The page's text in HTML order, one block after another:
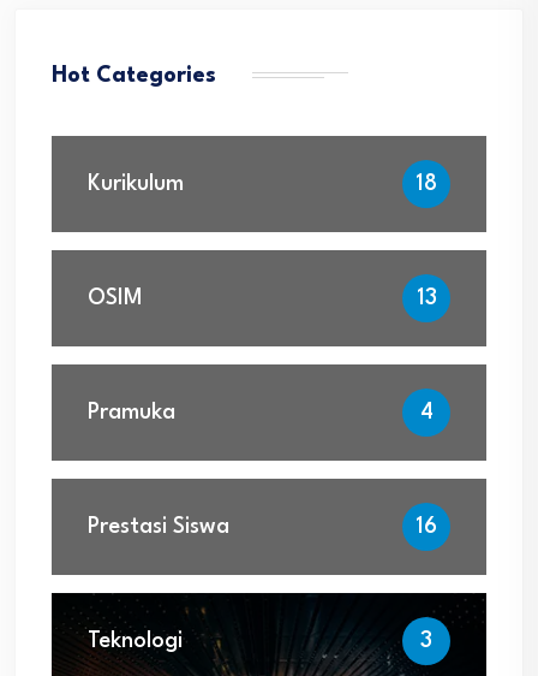
Hot Categories
Kurikulum 18
OSIM 13
Pramuka 4
Prestasi Siswa 16
Teknologi 3